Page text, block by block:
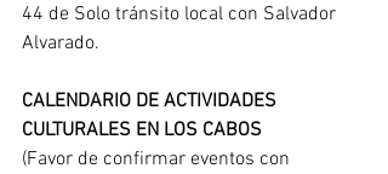
44 de Solo tránsito local con Salvador
Alvarado.
CALENDARIO DE ACTIVIDADES
CULTURALES EN LOS CABOS
(Favor de confirmar eventos con